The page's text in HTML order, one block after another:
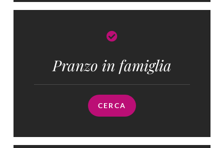
Pranzo in famiglia​
CERCA